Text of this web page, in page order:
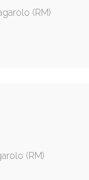
(RM)
(RM)